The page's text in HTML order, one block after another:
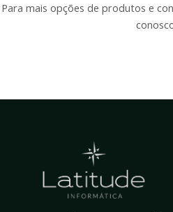
Para mais opções de produtos e